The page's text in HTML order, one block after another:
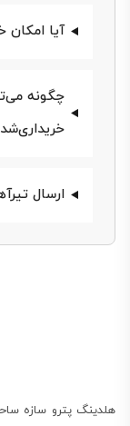
خریدش از
باشید.
استعلام
آیا امکان خرید
ارسال تیرآهن ۱۰ چگونه